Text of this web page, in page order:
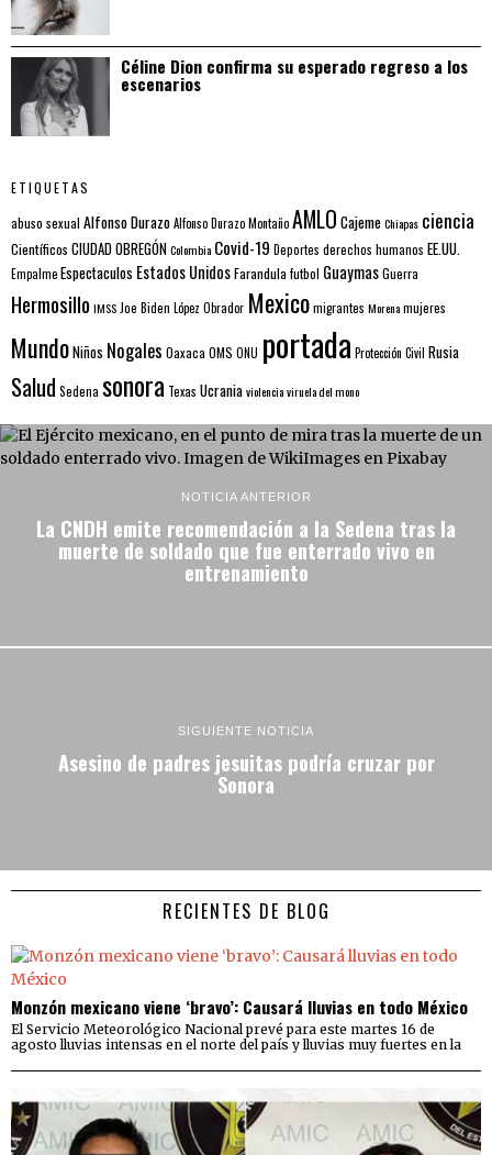
Céline Dion confirma su esperado regreso a los
escenarios
ETIQUETAS
abuso sexual Alfonso DurazoAlfonso Durazo MontañoAMLO CajemeChiapas ciencia
Científicos CIUDAD OBREGÓNColombia Covid-19 Deportes derechos humanos EE.UU.
EmpalmeEspectaculos Estados UnidosFarandulafutbol GuaymasGuerra
Hermosillo IMSSJoe Biden López Obrador Mexicomigrantes Morenamujeres
MundoNiños Nogales Oaxaca OMS ONU portada Protección Civil Rusia
Salud Sedena sonora Texas Ucraniaviolenciaviruela del mono
NOTICIA ANTERIOR
La CNDH emite recomendación a la Sedena tras la
muerte de soldado que fue enterrado vivo en
entrenamiento
SIGUIENTE NOTICIA
Asesino de padres jesuitas podría cruzar por
Sonora
RECIENTES DE BLOG
Monzón mexicano viene ‘bravo’: Causará lluvias en todo México
El Servicio Meteorológico Nacional prevé para este martes 16 de
agosto lluvias intensas en el norte del país y lluvias muy fuertes en la